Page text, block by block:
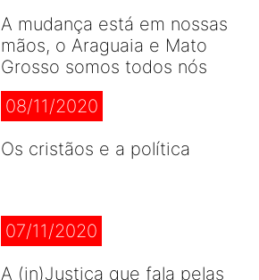
A mudança está em nossas
mãos, o Araguaia e Mato
Grosso somos todos nós
08/11/2020
Os cristãos e a política
07/11/2020
A (in)Justiça que fala pelas